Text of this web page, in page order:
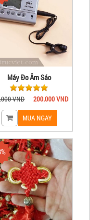
Máy Đo Âm Sáo
VND 200.000 VND